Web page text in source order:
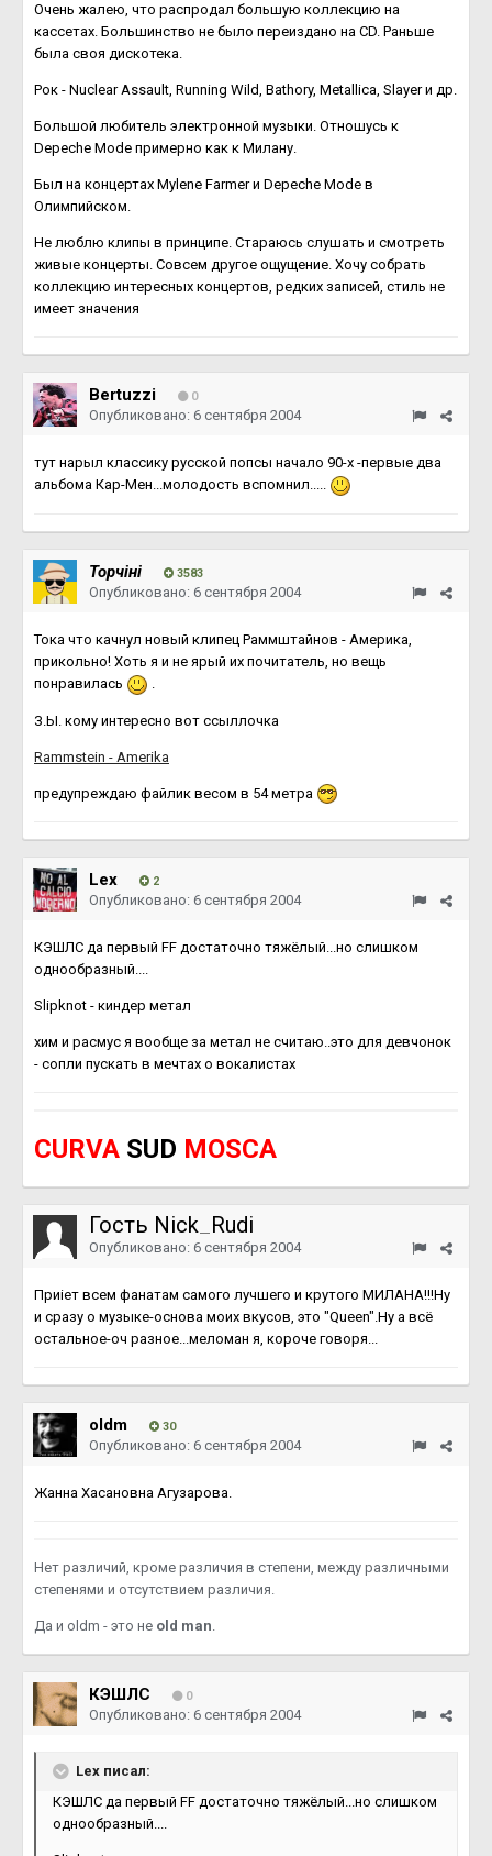
Очень жалею, что распродал большую коллекцию на
кассетах. Большинство не было переиздано на CD. Раньше
была своя дискотека.
Рок - Nuclear Assault, Running Wild, Bathory, Metallica, Slayer и др.
Большой любитель электронной музыки. Отношусь к
Depeche Mode примерно как к Милану.
Был на концертах Mylene Farmer и Depeche Mode в
Олимпийском.
Не люблю клипы в принципе. Стараюсь слушать и смотреть
живые концерты. Совсем другое ощущение. Хочу собрать
коллекцию интересных концертов, редких записей, стиль не
имеет значения
Bertuzzi 0
Опубликовано: 6 сентября 2004
тут нарыл классику русской попсы начало 90-х -первые два
альбома Кар-Мен...молодость вспомнил.....
Topчiнi 3583
Опубликовано: 6 сентября 2004
Тока что качнул новый клипец Раммштайнов - Америка,
прикольно! Хоть я и не ярый их почитатель, но вещь
понравилась
.
З.Ы. кому интересно вот ссыллочка
Rammstein - Amerika
предупреждаю файлик весом в 54 метра
Lex 2
Опубликовано: 6 сентября 2004
КЭШЛС да первый FF достаточно тяжёлый...но слишком
однообразный....
Slipknot - киндер метал
хим и расмус я вообще за метал не считаю..это для девчонок
- сопли пускать в мечтах о вокалистах
CURVA SUD MOSCA
Гость Nick_Rudi
Опубликовано: 6 сентября 2004
Приіет всем фанатам самого лучшего и крутого МИЛАНА!!!Ну
и сразу о музыке-основа моих вкусов, это "Queen".Ну а всё
остальное-оч разное...меломан я, короче говоря...
oldm 30
Опубликовано: 6 сентября 2004
Жанна Хасановна Агузарова.
Нет различий, кроме различия в степени, между различными
степенями и отсутствием различия.
Да и oldm - это не old man.
КЭШЛС 0
Опубликовано: 6 сентября 2004
Lex писал:
КЭШЛС да первый FF достаточно тяжёлый...но слишком
однообразный....